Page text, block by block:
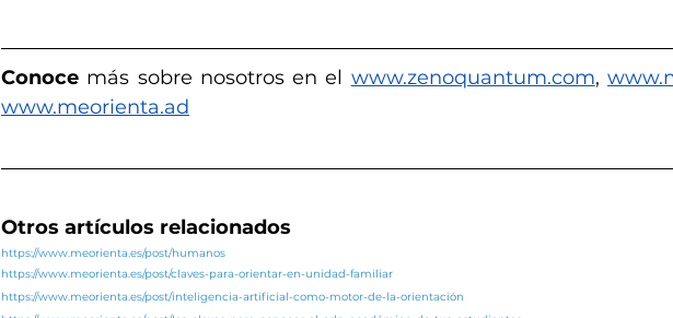
Conoce más sobre nosotros en el www.zenoquantum.com,
www.meorienta.ad
Otros artículos relacionados
https://www.meorienta.es/post/humanos
https://www.meorienta.es/post/claves-para-orientar-en-unidad-familiar
https://www.meorienta.es/post/inteligencia-artificial-como-motor-de-la-orientación